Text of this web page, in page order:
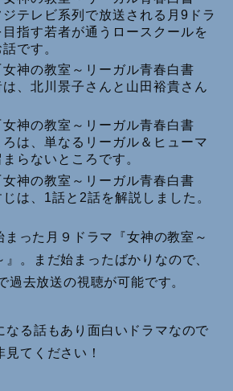
ジテレビ系列で放送される月9ドラ
指す若者が通うロースクールを
です。
女神の教室～リーガル青春白書
は、北川景子さんと山田裕貴さん
女神の教室～リーガル青春白書
ろは、単なるリーガル＆ヒューマ
らないところです。
女神の教室～リーガル青春白書
は、1話と2話を解説しました。
った月９ドラマ『女神の教室～
』。まだ始まったばかりなので、
過去放送の視聴が可能です。
なる話もあり面白いドラマなので
てください！